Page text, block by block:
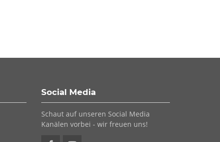
Social Media
Schaut auf unseren Social Media
Kanälen vorbei - wir freuen uns!